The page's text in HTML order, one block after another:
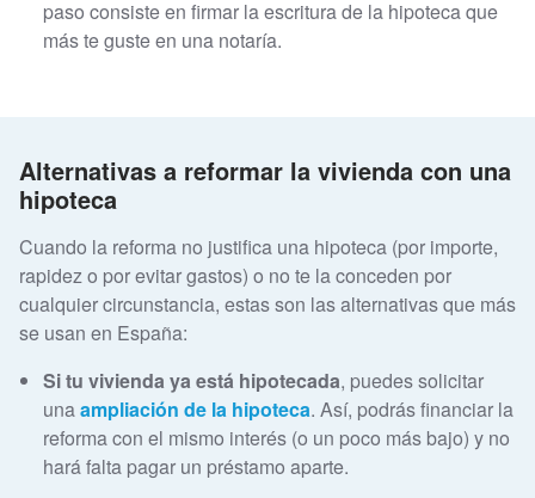
paso consiste en firmar la escritura de la hipoteca que
más te guste en una notaría.
Alternativas a reformar la vivienda con una
hipoteca
Cuando la reforma no justifica una hipoteca (por importe,
rapidez o por evitar gastos) o no te la conceden por
cualquier circunstancia, estas son las alternativas que más
se usan en España:
Si tu vivienda ya está hipotecada, puedes solicitar
unaampliación de la hipoteca. Así, podrás financiar la
reforma con el mismo interés (o un poco más bajo) y no
hará falta pagar un préstamo aparte.